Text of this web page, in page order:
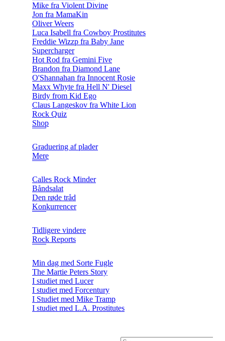
Mike fra Violent Divine
Jon fra MamaKin
Oliver Weers
Luca Isabell fra Cowboy Prostitutes
Freddie Wizzp fra Baby Jane
Supercharger
Hot Rod fra Gemini Five
Brandon fra Diamond Lane
O'Shannahan fra Innocent Rosie
Maxx Whyte fra Hell N' Diesel
Birdy from Kid Ego
Claus Langeskov fra White Lion
Rock Quiz
Shop
Graduering af plader
Mere
Calles Rock Minder
Båndsalat
Den røde tråd
Konkurrencer
Tidligere vindere
Rock Reports
Min dag med Sorte Fugle
The Martie Peters Story
I studiet med Lucer
I studiet med Forcentury
I Studiet med Mike Tramp
I studiet med L.A. Prostitutes